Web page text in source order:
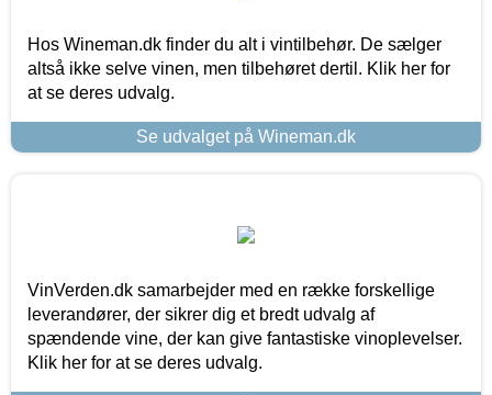
Hos Wineman.dk finder du alt i vintilbehør. De sælger
altså ikke selve vinen, men tilbehøret dertil. Klik her for
at se deres udvalg.
Se udvalget på Wineman.dk
VinVerden.dk samarbejder med en række forskellige
leverandører, der sikrer dig et bredt udvalg af
spændende vine, der kan give fantastiske vinoplevelser.
Klik her for at se deres udvalg.